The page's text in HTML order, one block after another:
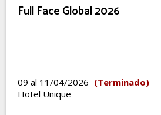
Full Face Global 2026
09 al 11/04/2026 (Terminado)
Hotel Unique